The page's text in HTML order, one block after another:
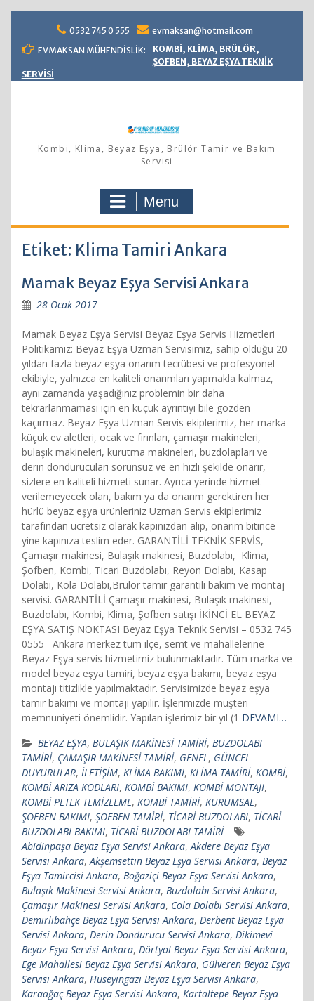
content
0532 745 0 555
evmaksan@hotmail.com
EVMAKSAN MÜHENDİSLİK:
KOMBİ, KLİMA, BRÜLÖR,
ŞOFBEN, BEYAZ EŞYA TEKNİK
SERVİSİ
Kombi, Klima, Beyaz Eşya, Brülör Tamir ve Bakım
Servisi
Menu
Etiket: Klima Tamiri Ankara
Mamak Beyaz Eşya Servisi Ankara
28 Ocak 2017
Mamak Beyaz Eşya Servisi Beyaz Eşya Servis Hizmetleri
Politikamız: Beyaz Eşya Uzman Servisimiz, sahip olduğu 20
yıldan fazla beyaz eşya onarım tecrübesi ve profesyonel
ekibiyle, yalnızca en kaliteli onarımları yapmakla kalmaz,
aynı zamanda yaşadığınız problemin bir daha
tekrarlanmaması için en küçük ayrıntıyı bile gözden
kaçırmaz. Beyaz Eşya Uzman Servis ekiplerimiz, her marka
küçük ev aletleri, ocak ve fırınları, çamaşır makineleri,
bulaşık makineleri, kurutma makineleri, buzdolapları ve
derin dondurucuları sorunsuz ve en hızlı şekilde onarır,
sizlere en kaliteli hizmeti sunar. Ayrıca yerinde hizmet
verilemeyecek olan, bakım ya da onarım gerektiren her
hürlü beyaz eşya ürünleriniz Uzman Servis ekiplerimiz
tarafından ücretsiz olarak kapınızdan alıp, onarım bitince
yine kapınıza teslim eder. GARANTİLİ TEKNİK SERVİS,
Çamaşır makinesi, Bulaşık makinesi, Buzdolabı, Klima,
Şofben, Kombi, Ticari Buzdolabı, Reyon Dolabı, Kasap
Dolabı, Kola Dolabı,Brülör tamir garantili bakım ve montaj
servisi. GARANTİLİ Çamaşır makinesi, Bulaşık makinesi,
Buzdolabı, Kombi, Klima, Şofben satışı İKİNCİ EL BEYAZ
EŞYA SATIŞ NOKTASI Beyaz Eşya Teknik Servisi – 0532 745
0555 Ankara merkez tüm ilçe, semt ve mahallelerine
Beyaz Eşya servis hizmetimiz bulunmaktadır. Tüm marka ve
model beyaz eşya tamiri, beyaz eşya bakımı, beyaz eşya
montajı titizlikle yapılmaktadır. Servisimizde beyaz eşya
tamir bakımı ve montajı yapılır. İşlerimizde müşteri
memnuniyeti önemlidir. Yapılan işlerimiz bir yıl (1 DEVAMI…
BEYAZ EŞYA, BULAŞIK MAKİNESİ TAMİRİ, BUZDOLABI
TAMİRİ, ÇAMAŞIR MAKİNESİ TAMİRİ, GENEL, GÜNCEL
DUYURULAR, İLETİŞİM, KLİMA BAKIMI, KLİMA TAMİRİ, KOMBİ,
KOMBİ ARIZA KODLARI, KOMBİ BAKIMI, KOMBİ MONTAJI,
KOMBİ PETEK TEMİZLEME, KOMBİ TAMİRİ, KURUMSAL,
ŞOFBEN BAKIMI, ŞOFBEN TAMİRİ, TİCARİ BUZDOLABI, TİCARİ
BUZDOLABI BAKIMI, TİCARİ BUZDOLABI TAMİRİ
Abidinpaşa Beyaz Eşya Servisi Ankara,Akdere Beyaz Eşya
Servisi Ankara,Akşemsettin Beyaz Eşya Servisi Ankara, Beyaz
Eşya Tamircisi Ankara, Boğaziçi Beyaz Eşya Servisi Ankara,
Bulaşık Makinesi Servisi Ankara, Buzdolabı Servisi Ankara,
Çamaşır Makinesi Servisi Ankara, Cola Dolabı Servisi Ankara,
Demirlibahçe Beyaz Eşya Servisi Ankara, Derbent Beyaz Eşya
Servisi Ankara, Derin Dondurucu Servisi Ankara, Dikimevi
Beyaz Eşya Servisi Ankara, Dörtyol Beyaz Eşya Servisi Ankara,
Ege Mahallesi Beyaz Eşya Servisi Ankara, Gülveren Beyaz Eşya
Servisi Ankara, Hüseyingazi Beyaz Eşya Servisi Ankara,
Karaağaç Beyaz Eşya Servisi Ankara, Kartaltepe Beyaz Eşya